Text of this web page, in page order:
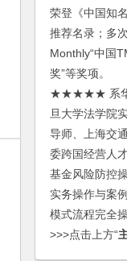
荣登《中国知
推荐名录；多
Monthly“中国
奖”等奖项。
★★★★★ 系华
旦大学法学院
导师、上海交
委跨国经营人
基金风险防控
实务操作与案
模式流程完全
>>>点击上方“